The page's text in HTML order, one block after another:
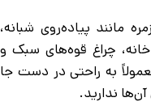
مانند پیاده‌روی شبانه،
چراغ قوه‌های سبک و
به راحتی در دست جا
ندارید.